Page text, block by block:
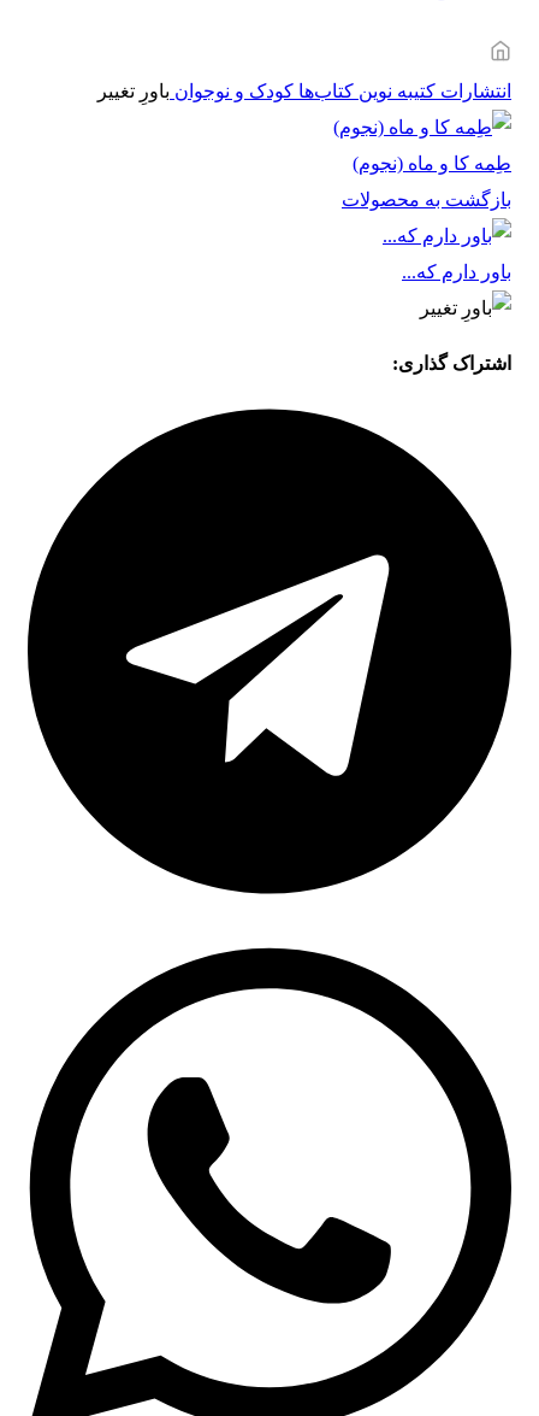
انتشارات کتیبه نوین کتاب‌ها کودک و نوجوان باورِ تغییر
طِمه کا و ماه (نجوم)
بازگشت به محصولات
باور دارم که...
اشتراک گذاری: